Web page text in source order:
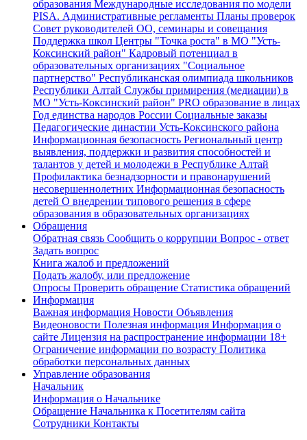
образования Международные исследования по модели
PISA. Административные регламенты Планы проверок
Совет руководителей ОО, семинары и совещания
Поддержка школ Центры "Точка роста" в МО "Усть-
Коксинский район" Кадровый потенциал в
образовательных организациях "Социальное
партнерство" Республиканская олимпиада школьников
Республики Алтай Службы примирения (медиации) в
МО "Усть-Коксинский район" PRO образование в лицах
Год единства народов России Социальные заказы
Педагогические династии Усть-Коксинского района
Информационная безопасность Региональный центр
выявления, поддержки и развития способностей и
талантов у детей и молодежи в Республике Алтай
Профилактика безнадзорности и правонарушений
несовершеннолетних Информационная безопасность
детей О внедрении типового решения в сфере
образования в образовательных организациях
Обращения
Обратная связь Сообщить о коррупции Вопрос - ответ
Задать вопрос
Книга жалоб и предложений
Подать жалобу, или предложение
Опросы Проверить обращение Статистика обращений
Информация
Важная информация Новости Объявления
Видеоновости Полезная информация Информация о
сайте Лицензия на распространение информации 18+
Ограничение информации по возрасту Политика
обработки персональных данных
Управление образования
Начальник
Информация о Начальнике
Обращение Начальника к Посетителям сайта
Сотрудники Контакты